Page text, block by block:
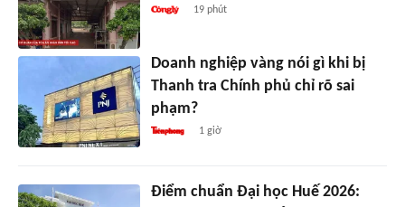
19 phút
Doanh nghiệp vàng nói gì khi bị
Thanh tra Chính phủ chỉ rõ sai
phạm?
1 giờ
Điểm chuẩn Đại học Huế 2026: